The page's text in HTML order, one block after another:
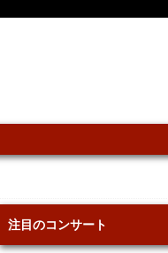
注目のコンサート